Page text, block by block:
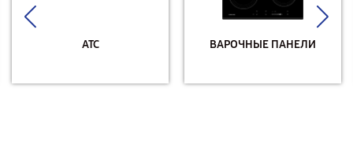
АТС ВАРОЧНЫЕ ПАНЕЛИ